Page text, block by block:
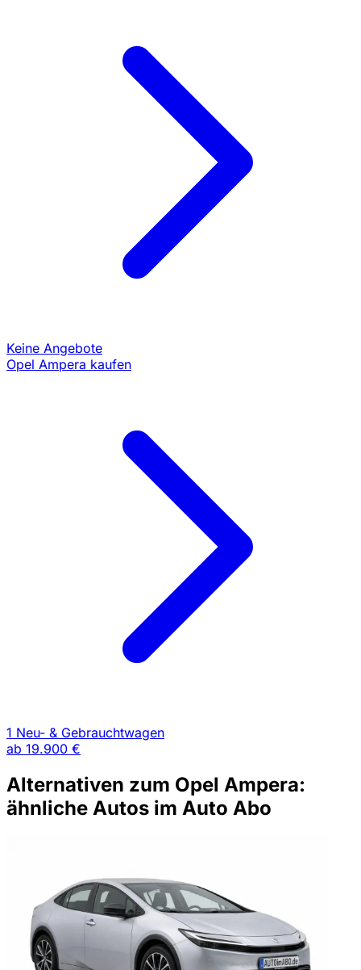
Keine Angebote
Opel Ampera kaufen
1 Neu- & Gebrauchtwagen
ab 19.900 €
Alternativen zum Opel Ampera:
ähnliche Autos im Auto Abo